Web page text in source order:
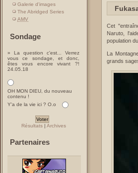
Galerie d'images
The Abridged Series
AMV
Sondage
» La question c'est... Verrez
vous ce sondage, et donc,
êtes vous encore vivant ?!
24.05.18
OH MON DIEU, du nouveau
contenu !
Y'a de la vie ici ? O.o
Résultats| Archives
Partenaires
Cet
Naruto,
population
La
grands